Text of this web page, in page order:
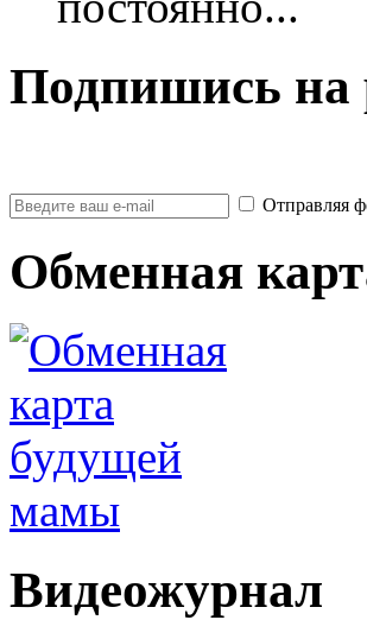
Подпишись на
Отправляя
Обменная
Видеожурнал